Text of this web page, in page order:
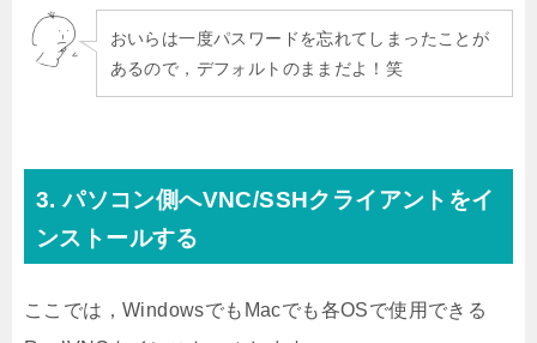
おいらは一度パスワードを忘れてしまったことが
あるので，デフォルトのままだよ！笑
3. パソコン側へVNC/SSHクライアントをイ
ンストールする
ここでは，WindowsでもMacでも各OSで使用できる